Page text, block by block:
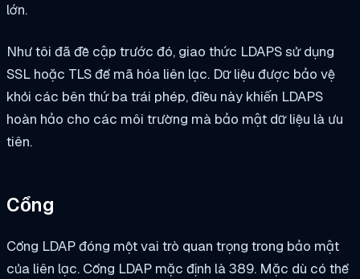
lớn.
Như tôi đã đề cập trước đó, giao thức LDAPS sử dụng
SSL hoặc TLS để mã hóa liên lạc. Dữ liệu được bảo vệ
khỏi các bên thứ ba trái phép, điều này khiến LDAPS
hoàn hảo cho các môi trường mà bảo mật dữ liệu là ưu
tiên.
Cổng
Cổng LDAP đóng một vai trò quan trọng trong bảo mật
của liên lạc. Cổng LDAP mặc định là 389. Mặc dù có thể